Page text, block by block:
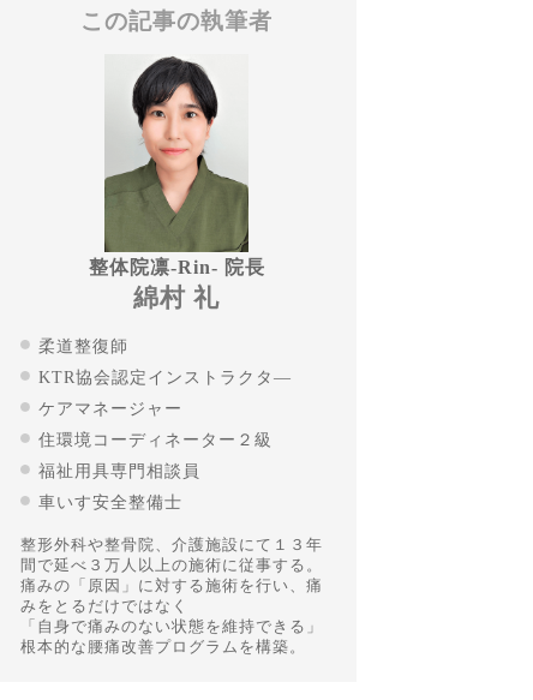
この記事の執筆者
整体院凛-Rin- 院長
綿村 礼
柔道整復師
KTR協会認定インストラクタ―
ケアマネージャー
住環境コーディネーター２級
福祉用具専門相談員
車いす安全整備士
整形外科や整骨院、介護施設にて１３年
間で延べ３万人以上の施術に従事する。
痛みの「原因」に対する施術を行い、痛
みをとるだけではなく
「自身で痛みのない状態を維持できる」
根本的な腰痛改善プログラムを構築。